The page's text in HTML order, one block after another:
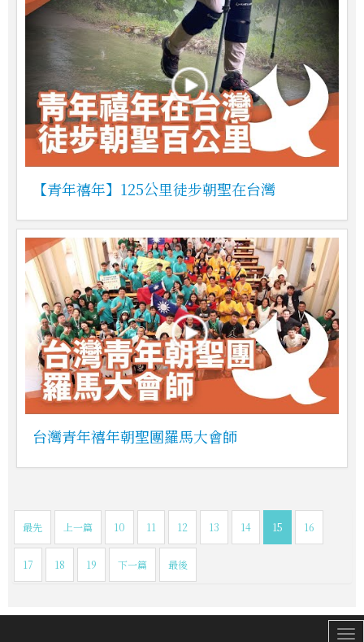
【青年禧年】125公里徒步朝聖在台灣
台灣青年禧年朝聖團羅馬大會師
最先 上一篇 10 11 12 13 14 15 16
17 18 19 下一篇 最後